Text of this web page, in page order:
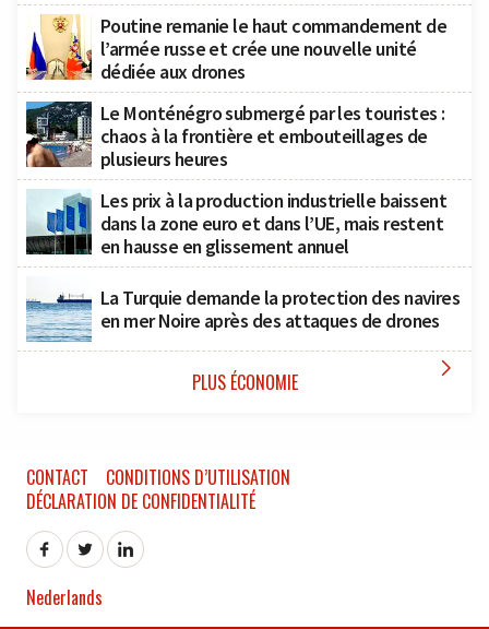
Poutine remanie le haut commandement de
l’armée russe et crée une nouvelle unité
dédiée aux drones
Le Monténégro submergé par les touristes :
chaos à la frontière et embouteillages de
plusieurs heures
Les prix à la production industrielle baissent
dans la zone euro et dans l’UE, mais restent
en hausse en glissement annuel
La Turquie demande la protection des navires
en mer Noire après des attaques de drones
PLUS ÉCONOMIE 
CONTACT
CONDITIONS D’UTILISATION
DÉCLARATION DE CONFIDENTIALITÉ
Nederlands